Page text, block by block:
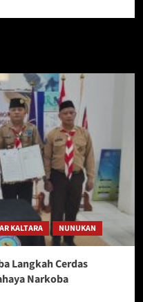
KALTARA NUNUKAN
Langkah Cerdas
Narkoba